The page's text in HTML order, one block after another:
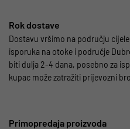
Rok dostave
Dostavu vršimo na području
isporuka na otoke i područje
biti dulja 2-4 dana, posebno za
kupac može zatražiti prijevozni
Primopredaja proizvoda